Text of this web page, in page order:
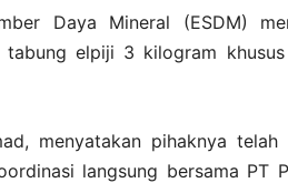
Daya Mineral (ESDM)
tabung elpiji 3 kilogram
menyatakan pihaknya telah
langsung bersama PT